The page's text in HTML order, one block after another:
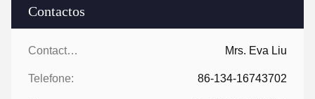
Contactos
Contactos: Mrs. Eva Liu
Telefone: 86-134-16743702